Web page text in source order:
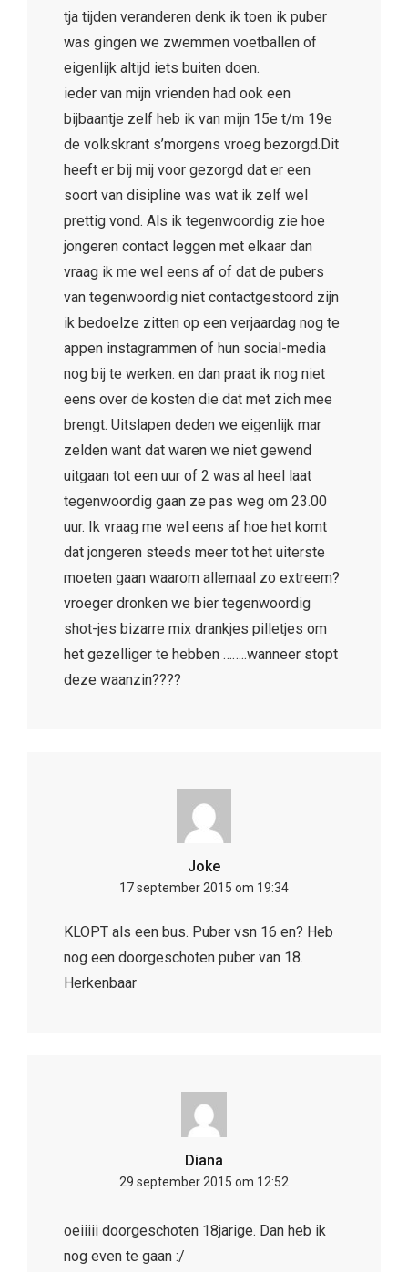
tja tijden veranderen denk ik toen ik puber
was gingen we zwemmen voetballen of
eigenlijk altijd iets buiten doen.
ieder van mijn vrienden had ook een
bijbaantje zelf heb ik van mijn 15e t/m 19e
de volkskrant s’morgens vroeg bezorgd.Dit
heeft er bij mij voor gezorgd dat er een
soort van disipline was wat ik zelf wel
prettig vond. Als ik tegenwoordig zie hoe
jongeren contact leggen met elkaar dan
vraag ik me wel eens af of dat de pubers
van tegenwoordig niet contactgestoord zijn
ik bedoelze zitten op een verjaardag nog te
appen instagrammen of hun social-media
nog bij te werken. en dan praat ik nog niet
eens over de kosten die dat met zich mee
brengt. Uitslapen deden we eigenlijk mar
zelden want dat waren we niet gewend
uitgaan tot een uur of 2 was al heel laat
tegenwoordig gaan ze pas weg om 23.00
uur. Ik vraag me wel eens af hoe het komt
dat jongeren steeds meer tot het uiterste
moeten gaan waarom allemaal zo extreem?
vroeger dronken we bier tegenwoordig
shot-jes bizarre mix drankjes pilletjes om
het gezelliger te hebben ……..wanneer stopt
deze waanzin????
Joke
17 september 2015 om 19:34
KLOPT als een bus. Puber vsn 16 en? Heb
nog een doorgeschoten puber van 18.
Herkenbaar
Diana
29 september 2015 om 12:52
oeiiiii doorgeschoten 18jarige. Dan heb ik
nog even te gaan :/